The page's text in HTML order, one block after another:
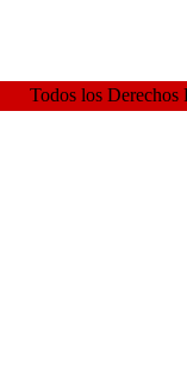
Todos los Derechos